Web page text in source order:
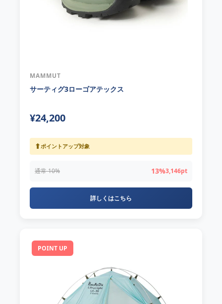
MAMMUT
サーティグ3ローゴアテックス
¥24,200
⬆ポイントアップ対象
通常 10% 13%3,146pt
詳しくはこちら
POINT UP